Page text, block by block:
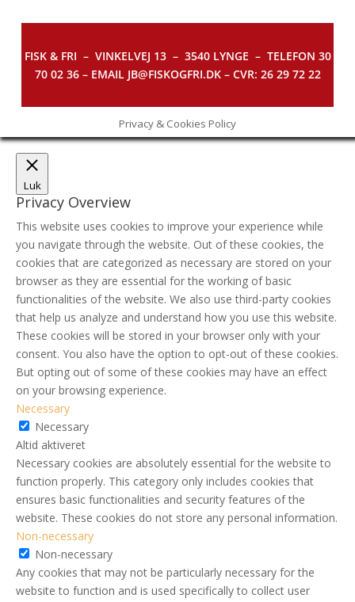
FISK & FRI – VINKELVEJ 13 – 3540 LYNGE – TELEFON 30
70 02 36 – EMAIL JB@FISKOGFRI.DK – CVR: 26 29 72 22
Privacy & Cookies Policy
Luk
Privacy Overview
This website uses cookies to improve your experience while
you navigate through the website. Out of these cookies, the
cookies that are categorized as necessary are stored on your
browser as they are essential for the working of basic
functionalities of the website. We also use third-party cookies
that help us analyze and understand how you use this website.
These cookies will be stored in your browser only with your
consent. You also have the option to opt-out of these cookies.
But opting out of some of these cookies may have an effect
on your browsing experience.
Necessary
Necessary
Altid aktiveret
Necessary cookies are absolutely essential for the website to
function properly. This category only includes cookies that
ensures basic functionalities and security features of the
website. These cookies do not store any personal information.
Non-necessary
Non-necessary
Any cookies that may not be particularly necessary for the
website to function and is used specifically to collect user